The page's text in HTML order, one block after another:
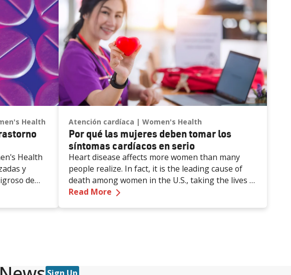
Health
Health
y
de
mental
hacia el trastorno por uso de opioides
Atención cardíaca Women's Health
Por qué las mujeres deben tomar los
síntomas cardíacos en serio
Heart disease affects more women than many
people realize. In fact, it is the leading cause of
death among women in the U.S., taking the lives of
about 305,000 women each year. That’s about 1 in
Read More —